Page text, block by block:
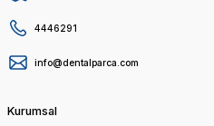
4446291
info@dentalparca.com
Kurumsal